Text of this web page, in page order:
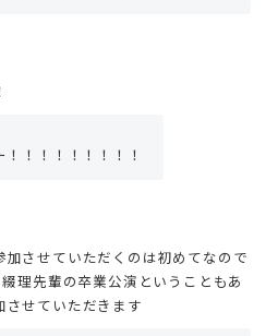
！！！！！！！！！
加させていただくのは初めてなので
理先輩の卒業公演ということもあ
させていただきます